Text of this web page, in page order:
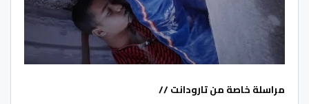
مراسلة خاصة من تارودانت //